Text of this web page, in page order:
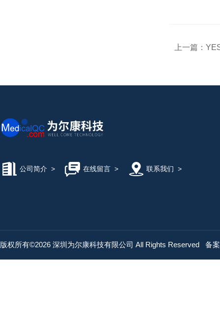
上一篇：
公司简介 > 在线留言> 联系我们 >
版权所有©2026 深圳为尔康科技有限公司 All Rights Reserved 备